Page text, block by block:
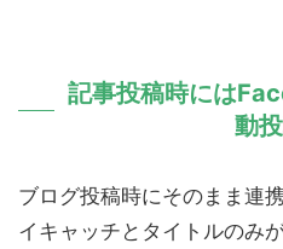
記事投稿時には
動
ブログ投稿時にそのまま連
イキャッチとタイトルのみ